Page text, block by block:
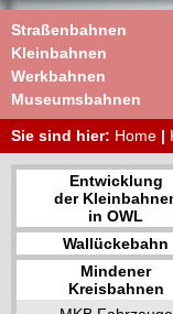
Straßenbahnen
Kleinbahnen
Werkbahnen
Museumsbahnen
Sie sind hier: Home |
Entwicklung
der
in OWL
Wallückebahn
Mindener
Kreisbahnen